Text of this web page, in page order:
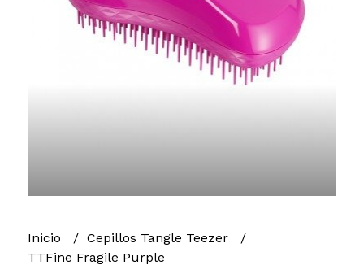
Inicio
Cepillos Tangle Teezer
TTFine Fragile Purple